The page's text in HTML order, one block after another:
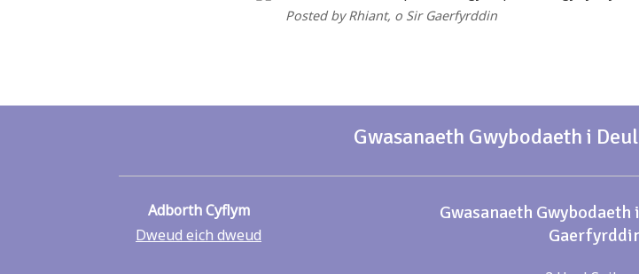
Posted by Rhiant, o Sir Gaerfyrddin
Gwasanaeth Gwybodaeth i
Adborth Cyflym
Dweud eich dweud
Gwasanaeth